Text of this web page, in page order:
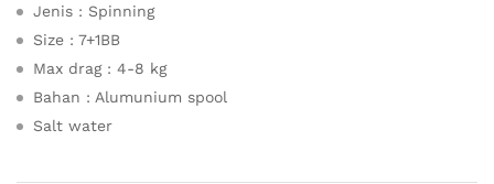
Jenis : Spinning
Size : 7+1BB
Max drag : 4-8 kg
Bahan : Alumunium spool
Salt water